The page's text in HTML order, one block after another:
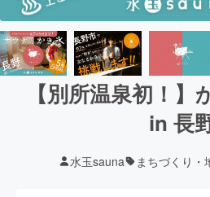
【別所温泉初！
in 長
水玉sauna まちづくり・